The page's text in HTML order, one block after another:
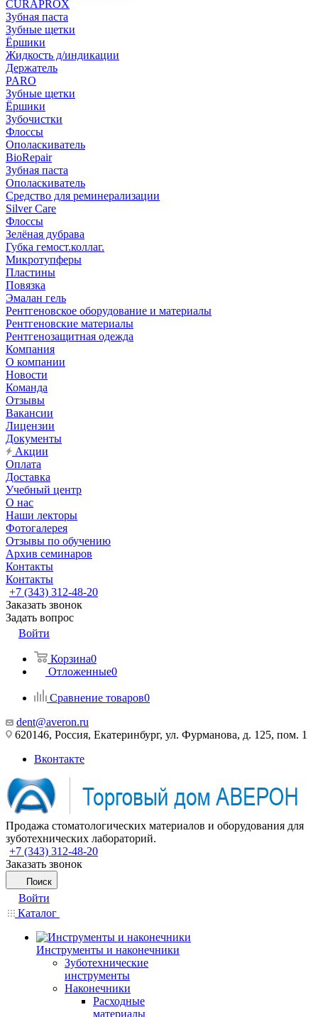
CURAPROX
Зубная паста
Зубные щетки
Ёршики
Жидкость д/индикации
Держатель
PARO
Зубные щетки
Ёршики
Зубочистки
Флоссы
Ополаскиватель
BioRepair
Зубная паста
Ополаскиватель
Средство для реминерализации
Silver Care
Флоссы
Зелёная дубрава
Губка гемост.коллаг.
Микротупферы
Пластины
Повязка
Эмалан гель
Рентгеновское оборудование и материалы
Рентгеновские материалы
Рентгенозащитная одежда
Компания
О компании
Новости
Команда
Отзывы
Вакансии
Лицензии
Документы
Акции
Оплата
Доставка
Учебный центр
О нас
Наши лекторы
Фотогалерея
Отзывы по обучению
Архив семинаров
Контакты
Контакты
+7 (343) 312-48-20
Заказать звонок
Задать вопрос
Войти
Корзина0
Отложенные0
Сравнение товаров0
dent@averon.ru
620146, Россия, Екатеринбург, ул. Фурманова, д. 125, пом. 1
Вконтакте
Продажа стоматологических материалов и оборудования для
зуботехнических лабораторий.
+7 (343) 312-48-20
Заказать звонок
Поиск
Войти
Каталог
Инструменты и наконечники
Зуботехнические
инструменты
Наконечники
Расходные
материалы